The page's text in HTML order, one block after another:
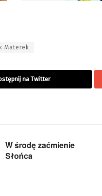
Materek
na Twitter
W środę zaćmienie
Słońca